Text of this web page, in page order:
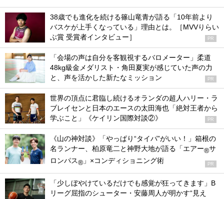
38歳でも進化を続ける篠山竜青が語る「10年前より
バスケが上手くなっている」理由とは。［MVVりらい
ぶ賞 受賞者インタビュー］
PR
「会場の声は自分を客観視するバロメーター」柔道
48kg級金メダリスト・角田夏実が感じていた声の力
と、声を活かした新たなミッション
PR
世界の頂点に君臨し続けるオランダの超人ハリー・ラ
ブレイセンと日本のエースの太田海也「絶対王者から
学ぶこと」《ケイリン国際対談②》
PR
《山の神対談》「やっぱり“タイパ”がいい！」箱根の
名ランナー、柏原竜二と神野大地が語る「エアー®サ
ロンパス® 」×コンディショニング術 PR
「少しぼやけているだけでも感覚が狂ってきます」B
リーグ屈指のシューター・安藤周人が明かす“見え